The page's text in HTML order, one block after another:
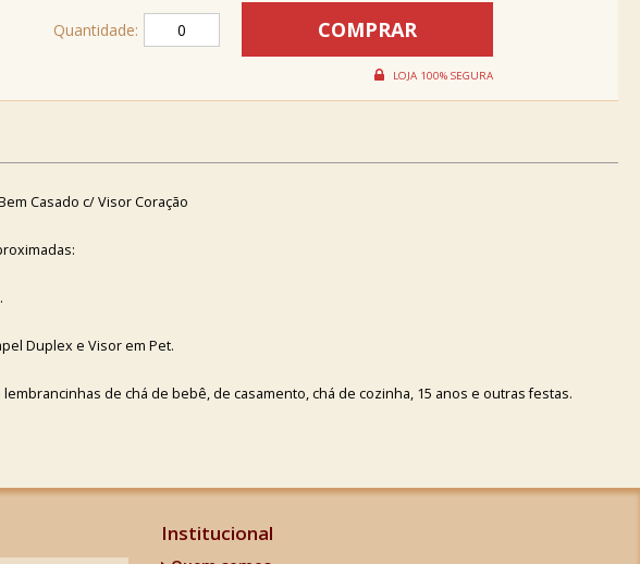
Quantidade:
Casado c/ Visor Coração
Duplex e Visor em Pet.
lembrancinhas de chá de bebê, de casamento, chá de cozinha, 15 anos e outras festas.
Institucional